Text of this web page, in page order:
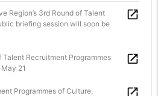
Region’s 3rd Round of Talent
briefing session will soon be
Recruitment Programmes
21
Programmes of Culture,